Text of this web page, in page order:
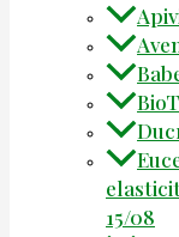
15/08